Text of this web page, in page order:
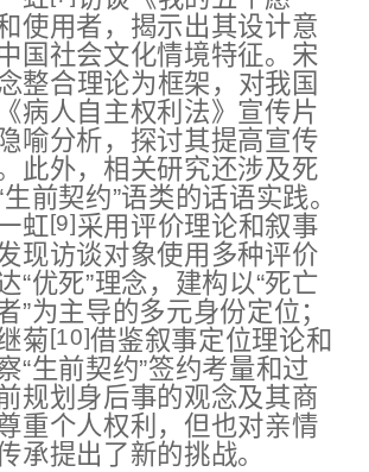
使用者，揭示出其设计意
国社会文化情境特征。宋
整合理论为框架，对我国
病人自主权利法》宣传片
喻分析，探讨其提高宣传
此外，相关研究还涉及死
前契约”语类的话语实践。
虹[9]采用评价理论和叙事
现访谈对象使用多种评价
“优死”理念，建构以“死亡
”为主导的多元身份定位；
菊 [10]借鉴叙事定位理论和
“生前契约”签约考量和过
规划身后事的观念及其商
重个人权利，但也对亲情
承提出了新的挑战。